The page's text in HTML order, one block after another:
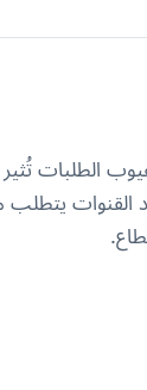
الطلبات
القنوات